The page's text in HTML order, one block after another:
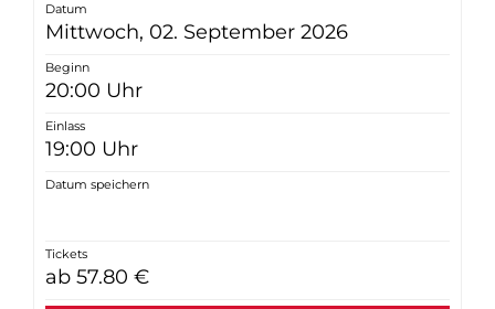
Datum
Mittwoch, 02. September 2026
Beginn
20:00 Uhr
Einlass
19:00 Uhr
Datum speichern
Tickets
ab 57.80 €